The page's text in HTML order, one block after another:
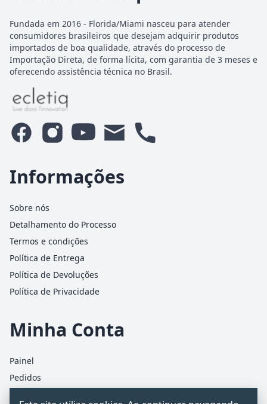
Fundada em 2016 - Florida/Miami nasceu para atender
consumidores brasileiros que desejam adquirir produtos
importados de boa qualidade, através do processo de
Importação Direta, de forma lícita, com garantia de 3 meses e
oferecendo assistência técnica no Brasil.
Informações
Sobre nós
Detalhamento do Processo
Termos e condições
Política de Entrega
Política de Devoluções
Política de Privacidade
Minha Conta
Painel
Pedidos